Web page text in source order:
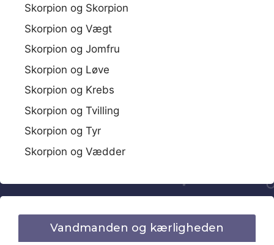
Skorpion og Skorpion
Skorpion og Vægt
Skorpion og Jomfru
Skorpion og Løve
Skorpion og Krebs
Skorpion og Tvilling
Skorpion og Tyr
Skorpion og Vædder
Vandmanden og kærligheden